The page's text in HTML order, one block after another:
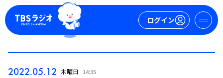
ログイン
2022.05.12 木曜日 14:35